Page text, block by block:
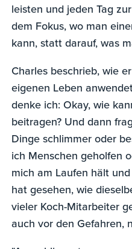
leisten und jeden Tag
dem Fokus, wo man
kann, statt darauf, was
Charles beschrieb, wie
eigenen Leben
denke ich: Okay, wie
beitragen? Und dann
Dinge schlimmer oder
ich Menschen geholfen
mich am Laufen hält
hat gesehen, wie
vieler Koch-Mitarbeiter
auch vor den Gefahren,